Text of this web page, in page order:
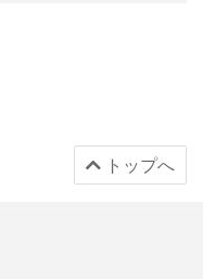
トップへ